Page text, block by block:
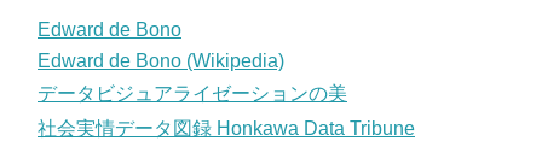
Edward de Bono
Edward de Bono (Wikipedia)
データビジュアライゼーションの美
社会実情データ図録 Honkawa Data Tribune